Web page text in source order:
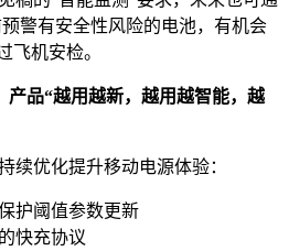
警有安全性风险的电池，有机会
飞机安检。
产品“越用越新，越用越智能，越
续优化提升移动电源体验：
护阈值参数更新
快充协议